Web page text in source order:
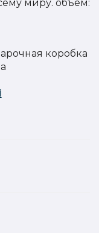
миру. объем:
коробка